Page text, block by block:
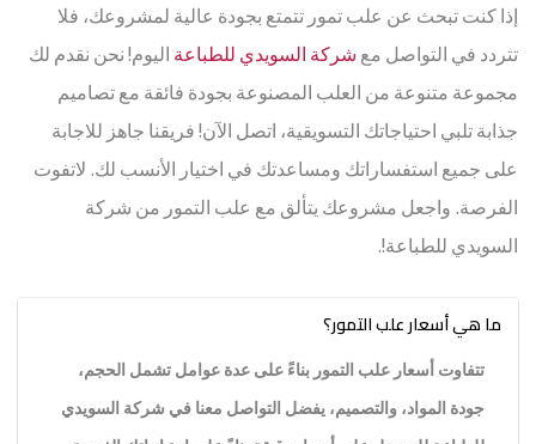
إذا كنت تبحث عن علب تمور تتمتع بجودة عالية لمشروعك، فلا
تتردد في التواصل مع شركة السويدي للطباعة اليوم! نحن نقدم لك
مجموعة متنوعة من العلب المصنوعة بجودة فائقة مع تصاميم
جذابة تلبي احتياجاتك التسويقية، اتصل الآن! فريقنا جاهز للاجابة
على جميع استفساراتك ومساعدتك في اختيار الأنسب لك. لاتفوت
الفرصة. واجعل مشروعك يتألق مع علب التمور من شركة
السويدي للطباعة!.
ما هي أسعار علب التمور؟
تتفاوت أسعار علب التمور بناءً على عدة عوامل تشمل الحجم،
جودة المواد، والتصميم، يفضل التواصل معنا في شركة السويدي